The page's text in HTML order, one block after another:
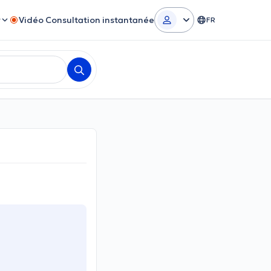
Vidéo Consultation instantanée FR